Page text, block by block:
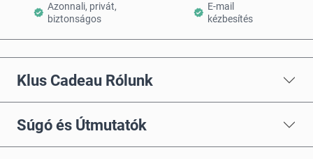
Azonnali, privát,
biztonságos
E-mail
kézbesítés
Klus Cadeau Rólunk
Súgó és Útmutatók